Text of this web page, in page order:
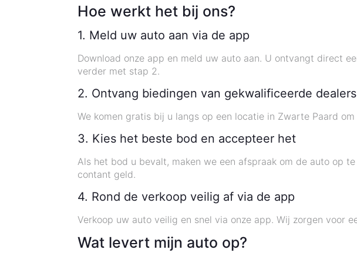
Hoe werkt het bij ons?
1. Meld uw auto aan via de app
Download onze app en meld uw auto aan. U ontvangt direct
verder met stap 2.
2. Ontvang biedingen van gekwalificeerde dealers
We komen gratis bij u langs op een locatie in Zwarte Paard
3. Kies het beste bod en accepteer het
Als het bod u bevalt, maken we een afspraak om de auto op
contant geld.
4. Rond de verkoop veilig af via de app
Verkoop uw auto veilig en snel via onze app. Wij zorgen voor
Wat levert mijn auto op?